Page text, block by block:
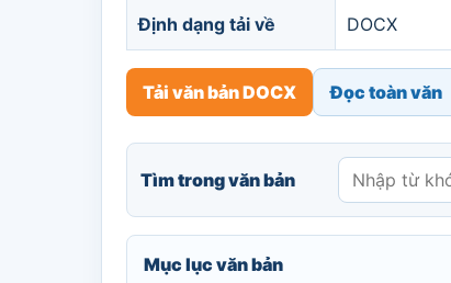
Định dạng tải về DOCX
Tải văn bản DOCX Đọc toàn văn
Tìm trong văn bản
Mục lục văn bản